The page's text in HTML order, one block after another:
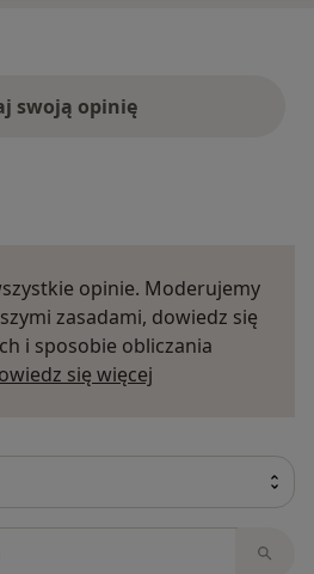
swoją opinię
opinie. Moderujemy
zasadami, dowiedz się
i sposobie obliczania
się więcej